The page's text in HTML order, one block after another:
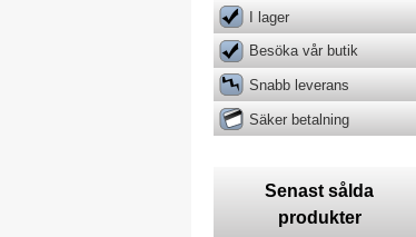
I lager
Besöka vår butik
Snabb leverans
Säker betalning
Senast sålda
produkter